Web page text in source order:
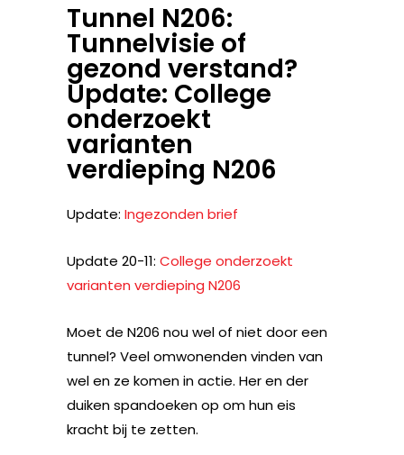
Tunnel N206:
Tunnelvisie of
gezond verstand?
Update: College
onderzoekt
varianten
verdieping N206
Update: Ingezonden brief
Update 20-11: College onderzoekt
varianten verdieping N206
Moet de N206 nou wel of niet door een
tunnel? Veel omwonenden vinden van
wel en ze komen in actie. Her en der
duiken spandoeken op om hun eis
kracht bij te zetten.